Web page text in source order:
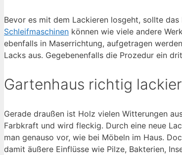
Bevor es mit dem Lackieren losgeht, sollte
Schleifmaschinen können wie viele andere
ebenfalls in Maserrichtung, aufgetragen
Lacks aus. Gegebenenfalls die Prozedur ein
Gartenhaus richtig
Gerade draußen ist Holz vielen Witterungen
Farbkraft und wird fleckig. Durch eine neue
man genauso vor, wie bei Möbeln im Haus.
damit äußere Einflüsse wie Pilze, Bakterien,